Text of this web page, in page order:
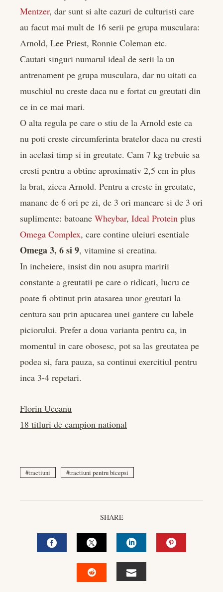
Mentzer, dar sunt si alte cazuri de culturisti care
au facut mai mult de 16 serii pe grupa musculara:
Arnold, Lee Priest, Ronnie Coleman etc.
Cautati singuri numarul ideal de serii la un
antrenament pe grupa musculara, dar nu uitati ca
muschiul nu creste daca nu e fortat cu greutati din
ce in ce mai mari.
O alta regula pe care o stiu de la Arnold este ca
nu poti creste circumferinta bratelor daca nu cresti
in acelasi timp si in greutate. Cam 7 kg trebuie sa
cresti pentru a obtine aproximativ 2,5 cm in plus
la brat, zicea Arnold. Pentru a creste in greutate,
mananc de 6 ori pe zi, de 3 ori mancare si de 3 ori
suplimente: batoane Wheybar, Ideal Protein plus
Omega Complex, care contine uleiuri esentiale
Omega 3, 6 si 9, vitamine si creatina.
In incheiere, insist din nou asupra maririi
constante a greutatii pe care o ridicati, lucru ce
poate fi obtinut prin atasarea unor greutati la
centura sau prin apucarea unei gantere cu labele
piciorului. Prefer a doua varianta pentru ca, in
momentul in care obosesc, pot sa las greutatea pe
podea si, fara pauza, sa continui exercitiul pentru
inca 3-4 repetari.
Florin Uceanu
18 titluri de campion national
tractiuni tractiuni pentru bicepsi
SHARE
FACEBOOKTWITTERLINKEDIN